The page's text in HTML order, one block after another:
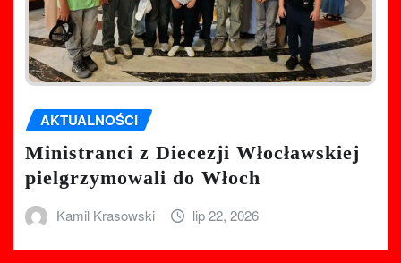
AKTUALNOŚCI
Ministranci z Diecezji Włocławskiej
pielgrzymowali do Włoch
Kamil Krasowski lip 22, 2026